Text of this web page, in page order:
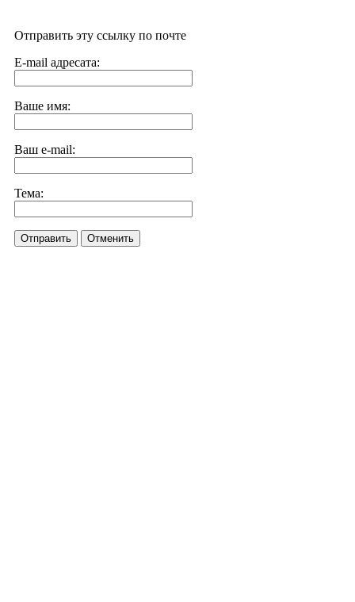
Отправить эту ссылку по почте
E-mail адресата:
Ваше имя:
Ваш e-mail:
Тема:
Отправить Отменить